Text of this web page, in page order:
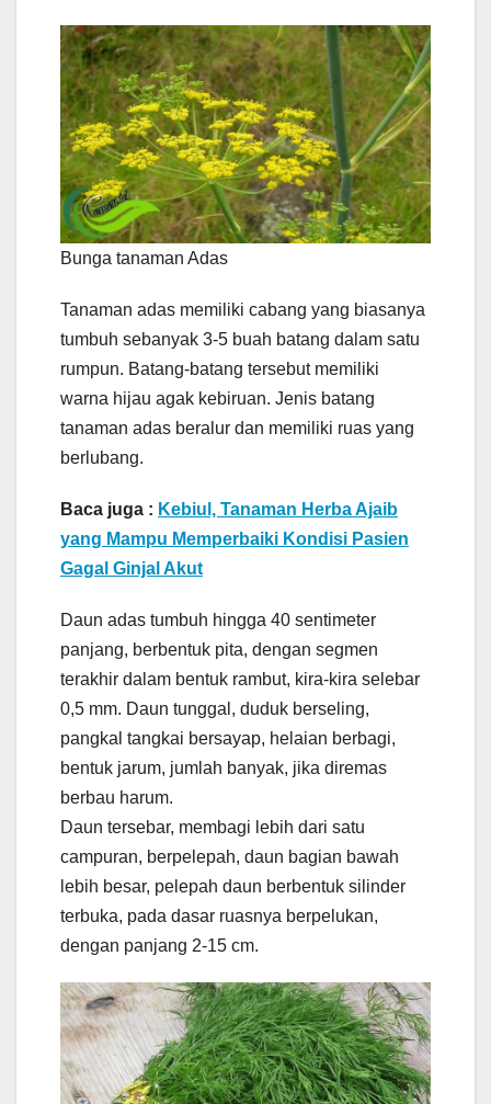
Bunga tanaman Adas
Tanaman adas memiliki cabang yang biasanya
tumbuh sebanyak 3-5 buah batang dalam satu
rumpun. Batang-batang tersebut memiliki
warna hijau agak kebiruan. Jenis batang
tanaman adas beralur dan memiliki ruas yang
berlubang.
Baca juga : Kebiul, Tanaman Herba Ajaib
yang Mampu Memperbaiki Kondisi Pasien
Gagal Ginjal Akut
Daun adas tumbuh hingga 40 sentimeter
panjang, berbentuk pita, dengan segmen
terakhir dalam bentuk rambut, kira-kira selebar
0,5 mm. Daun tunggal, duduk berseling,
pangkal tangkai bersayap, helaian berbagi,
bentuk jarum, jumlah banyak, jika diremas
berbau harum.
Daun tersebar, membagi lebih dari satu
campuran, berpelepah, daun bagian bawah
lebih besar, pelepah daun berbentuk silinder
terbuka, pada dasar ruasnya berpelukan,
dengan panjang 2-15 cm.